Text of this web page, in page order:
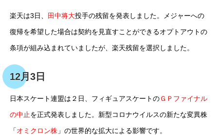
楽天は3日、 田中将大投手の残留を発表しました。メジャーへの
復帰を希望した場合は契約を見直すことができるオプトアウトの
条項が組み込まれていましたが、楽天残留を選択しました。
12月3日
日本スケート連盟は２日、フィギュアスケートのＧＰファイナル
の中止を正式発表しました。新型コロナウイルスの新たな変異株
「オミクロン株 」の世界的な拡大による影響です。